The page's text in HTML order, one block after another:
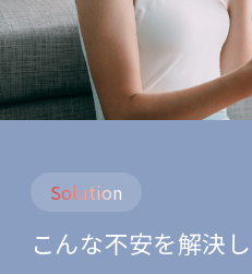
Solution
こんな​不安を​解決